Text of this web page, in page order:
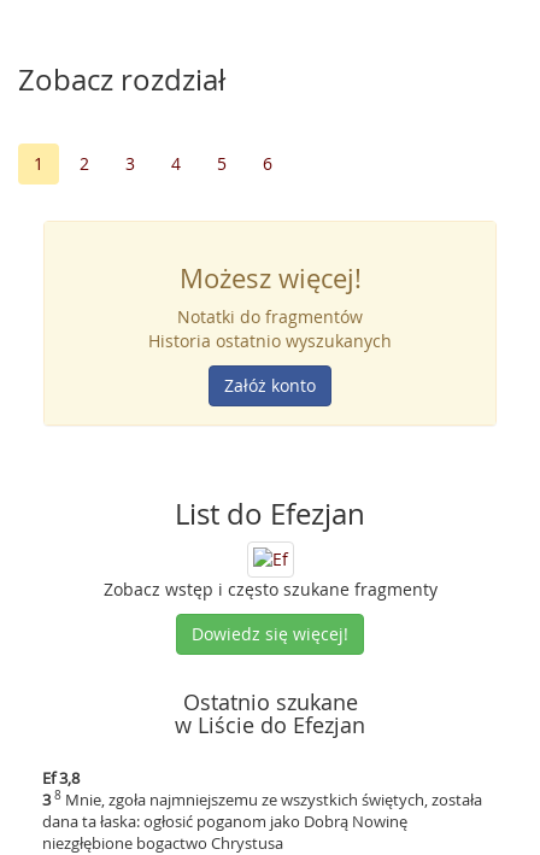
Zobacz rozdział
1 2 3 4 5 6
Możesz więcej!
Notatki do fragmentów
Historia ostatnio wyszukanych
Załóż konto
List do Efezjan
Zobacz wstęp i często szukane fragmenty
Dowiedz się więcej!
Ostatnio szukane
w Liście do Efezjan
Ef 3,8
3 8 Mnie, zgoła najmniejszemu ze wszystkich świętych, została
dana ta łaska: ogłosić poganom jako Dobrą Nowinę
niezgłębione bogactwo Chrystusa